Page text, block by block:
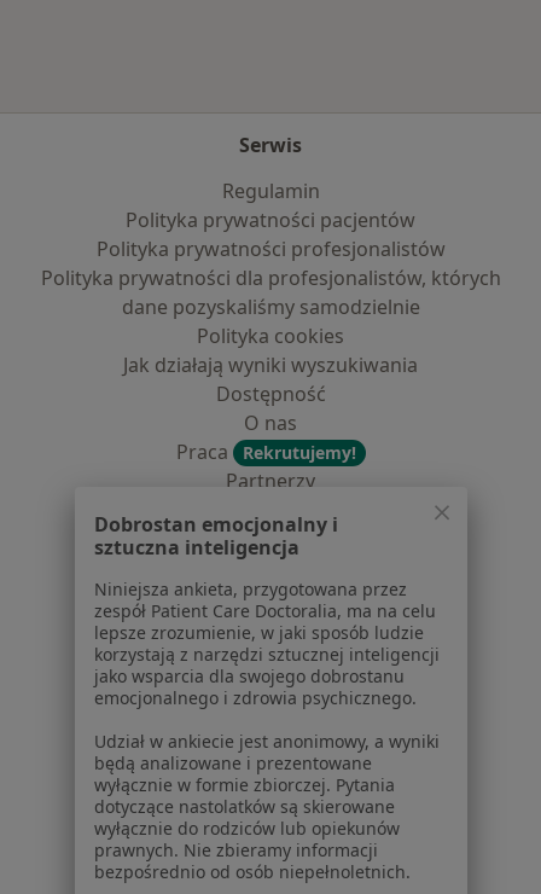
Serwis
Regulamin
Polityka prywatności pacjentów
Polityka prywatności profesjonalistów
Polityka prywatności dla profesjonalistów, których
dane pozyskaliśmy samodzielnie
Polityka cookies
Jak działają wyniki wyszukiwania
Dostępność
O nas
Praca
Rekrutujemy!
Partnerzy
Kontakt
Dla pacjentów
Lekarze
Placówki medyczne
Pytania i odpowiedzi
Usługi i zabiegi
Choroby
Pomoc
Aplikacje mobilne
Blog dla pacjentów
Dla profesjonalistów
Dobrostan emocjonalny i
sztuczna inteligencja
Niniejsza ankieta, przygotowana przez
zespół Patient Care Doctoralia, ma na celu
lepsze zrozumienie, w jaki sposób ludzie
korzystają z narzędzi sztucznej inteligencji
jako wsparcia dla swojego dobrostanu
emocjonalnego i zdrowia psychicznego.
Udział w ankiecie jest anonimowy, a wyniki
będą analizowane i prezentowane
wyłącznie w formie zbiorczej. Pytania
dotyczące nastolatków są skierowane
wyłącznie do rodziców lub opiekunów
prawnych. Nie zbieramy informacji
bezpośrednio od osób niepełnoletnich.